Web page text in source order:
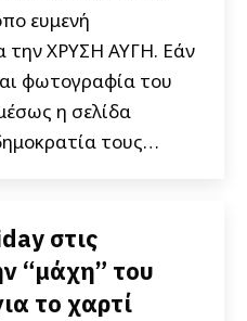
ευμενή
την ΧΡΥΣΗ ΑΥΓΗ. Εάν
φωτογραφία του
η σελίδα
τους…
στις
“μάχη” του
το χαρτί